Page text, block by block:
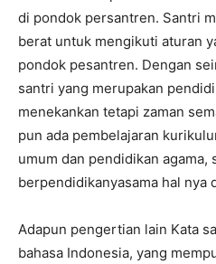
di pondok persantren. Santri
berat untuk mengikuti aturan
pondok pesantren. Dengan
santri yang merupakan
menekankan tetapi zaman
pun ada pembelajaran
umum dan pendidikan agama,
berpendidikanyasama hal nya
Adapun pengertian lain Kata
bahasa Indonesia, yang